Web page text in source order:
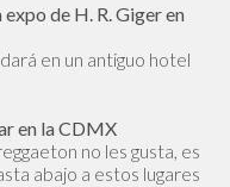
de H. R. Giger en
en un antiguo hotel
en la CDMX
no les gusta, es
abajo a estos lugares